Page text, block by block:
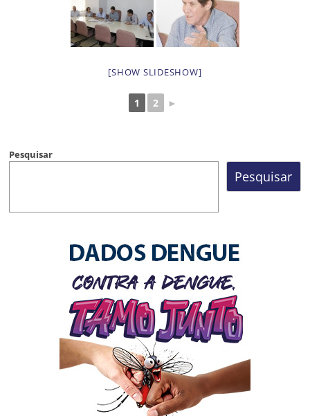
[SHOW SLIDESHOW]
1 2 ►
Pesquisar
Pesquisar